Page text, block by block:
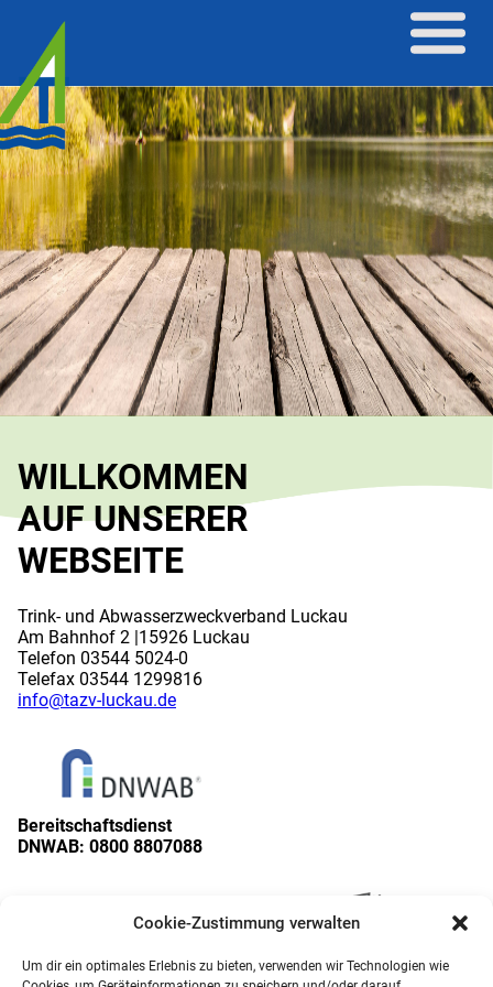
Cookie-Zustimmung verwalten
Um dir ein optimales Erlebnis zu bieten, verwenden wir Technologien wie
WILLKOMMEN
AUF UNSERER
WEBSEITE
Trink- und Abwasserzweckverband Luckau
Am Bahnhof 2 |15926 Luckau
Telefon 03544 5024-0
Telefax 03544 1299816
info@tazv-luckau.de
Bereitschaftsdienst
DNWAB: 0800 8807088